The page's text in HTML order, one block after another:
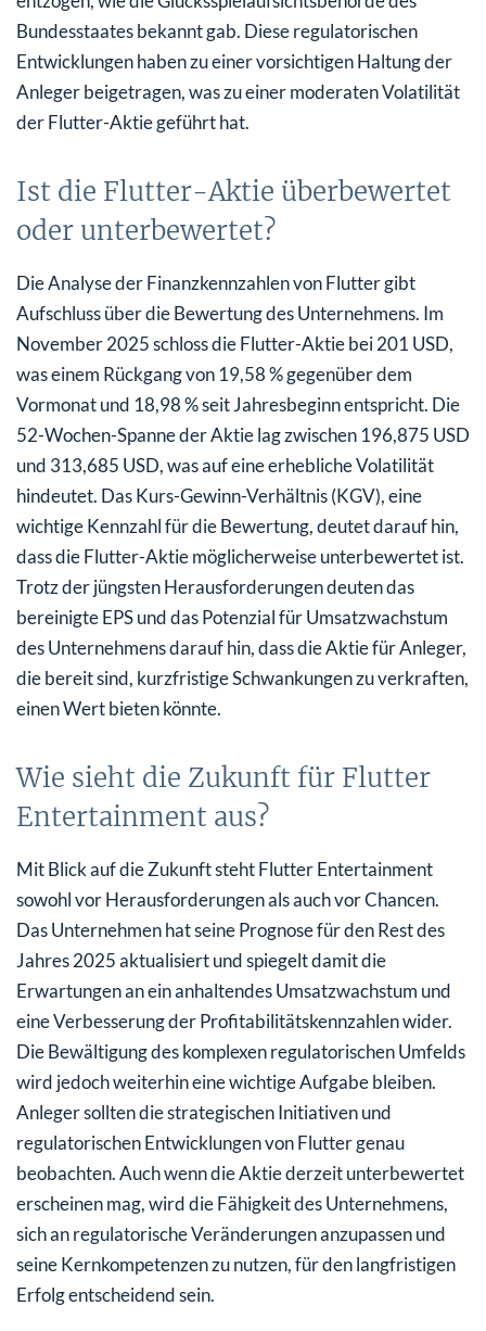
Bundesstaates bekannt gab. Diese regulatorischen
Entwicklungen haben zu einer vorsichtigen Haltung der
Anleger beigetragen, was zu einer moderaten Volatilität
der Flutter-Aktie geführt hat.
Ist die Flutter-Aktie überbewertet
oder unterbewertet?
Die Analyse der Finanzkennzahlen von Flutter gibt
Aufschluss über die Bewertung des Unternehmens. Im
November 2025 schloss die Flutter-Aktie bei 201 USD,
was einem Rückgang von 19,58 % gegenüber dem
Vormonat und 18,98 % seit Jahresbeginn entspricht. Die
52-Wochen-Spanne der Aktie lag zwischen 196,875 USD
und 313,685 USD, was auf eine erhebliche Volatilität
hindeutet. Das Kurs-Gewinn-Verhältnis (KGV), eine
wichtige Kennzahl für die Bewertung, deutet darauf hin,
dass die Flutter-Aktie möglicherweise unterbewertet ist.
Trotz der jüngsten Herausforderungen deuten das
bereinigte EPS und das Potenzial für Umsatzwachstum
des Unternehmens darauf hin, dass die Aktie für Anleger,
die bereit sind, kurzfristige Schwankungen zu verkraften,
einen Wert bieten könnte.
Wie sieht die Zukunft für Flutter
Entertainment aus?
Mit Blick auf die Zukunft steht Flutter Entertainment
sowohl vor Herausforderungen als auch vor Chancen.
Das Unternehmen hat seine Prognose für den Rest des
Jahres 2025 aktualisiert und spiegelt damit die
Erwartungen an ein anhaltendes Umsatzwachstum und
eine Verbesserung der Profitabilitätskennzahlen wider.
Die Bewältigung des komplexen regulatorischen Umfelds
wird jedoch weiterhin eine wichtige Aufgabe bleiben.
Anleger sollten die strategischen Initiativen und
regulatorischen Entwicklungen von Flutter genau
beobachten. Auch wenn die Aktie derzeit unterbewertet
erscheinen mag, wird die Fähigkeit des Unternehmens,
sich an regulatorische Veränderungen anzupassen und
seine Kernkompetenzen zu nutzen, für den langfristigen
Erfolg entscheidend sein.